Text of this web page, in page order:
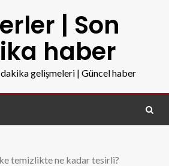
| Son
haber
gelişmeleri | Güncel haber
temizlikte ne kadar tesirli?